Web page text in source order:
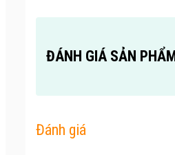
ĐÁNH GIÁ SẢN PHẨM
Đánh giá